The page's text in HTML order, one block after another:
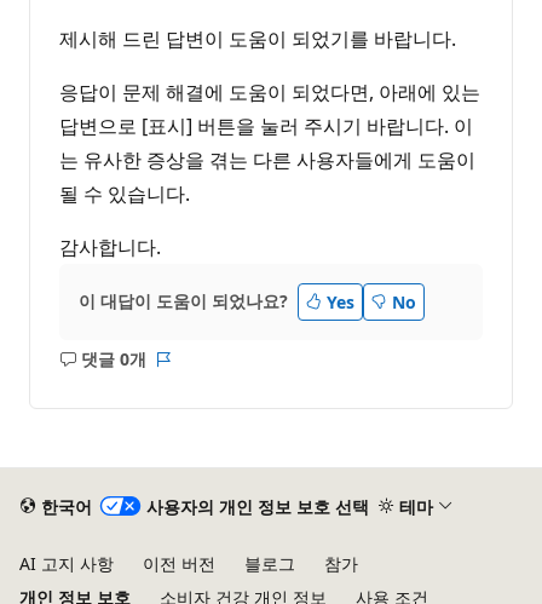
제시해 드린 답변이 도움이 되었기를 바랍니다.
응답이 문제 해결에 도움이 되었다면, 아래에 있는
답변으로 [표시] 버튼을 눌러 주시기 바랍니다. 이
는 유사한 증상을 겪는 다른 사용자들에게 도움이
될 수 있습니다.
감사합니다.
이 대답이 도움이 되었나요? Yes No
댓글 0개
설
한국어 사용자의 개인 정보 보호 선택 테마
AI 고지 사항 이전 버전 블로그
참가
개인 정보 보호
소비자 건강 개인 정보 사용 조건